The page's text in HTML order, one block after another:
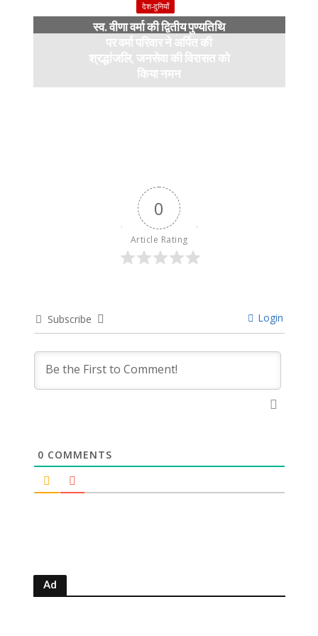
देश-दुनियाँ
स्व. वीणा वर्मा की द्वितीय पुण्यतिथि
पर वर्मा परिवार ने अर्पित की
श्रद्धांजलि, जनसेवा की विरासत को
किया नमन
0
Article Rating
Subscribe Login
0 COMMENTS
Ad